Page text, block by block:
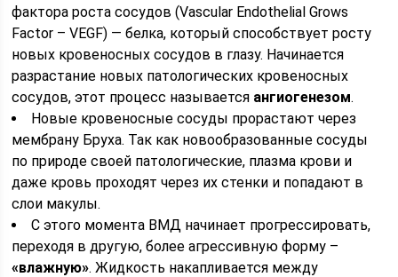
фактора роста сосудов (Vascular Endothelial Grows
Factor – VEGF) — белка, который способствует росту
новых кровеносных сосудов в глазу. Начинается
разрастание новых патологических кровеносных
сосудов, этот процесс называется ангиогенезом.
Новые кровеносные сосуды прорастают через
мембрану Бруха. Так как новообразованные сосуды
по природе своей патологические, плазма крови и
даже кровь проходят через их стенки и попадают в
слои макулы.
С этого момента ВМД начинает прогрессировать,
переходя в другую, более агрессивную форму –
«влажную». Жидкость накапливается между